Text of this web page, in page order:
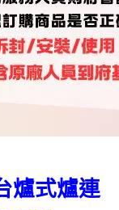
爐式爐連